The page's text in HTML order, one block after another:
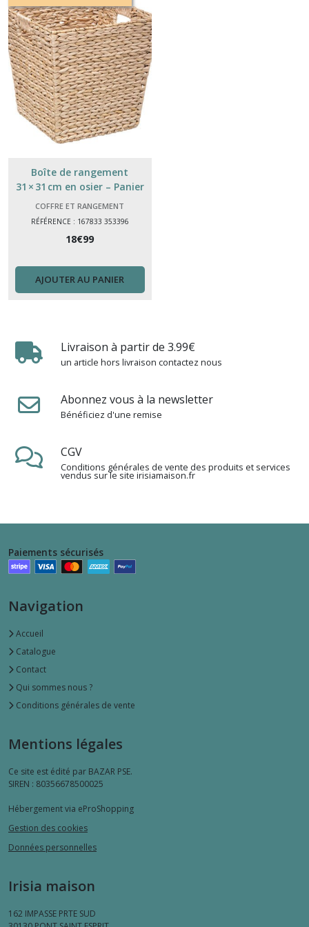
Boîte de rangement
31 × 31 cm en osier – Panier
déco pratique
COFFRE ET RANGEMENT
RÉFÉRENCE : 167833 353396
18€99
AJOUTER AU PANIER
Livraison à partir de 3.99€
un article hors livraison contactez nous
Abonnez vous à la newsletter
Bénéficiez d'une remise
CGV
Conditions générales de vente des produits et services
vendus sur le site irisiamaison.fr
TV
(3)
étagères
murale
(10)
Chevet
lit
(13)
Meubles
Tables
basses
Tables
d'appoint
Tables
(3)
(9)
Meubles
(9)
Bureaux
Meubles
monter
(13)
(3)
Dessertes
et
rangement
Paiements sécurisés
Navigation
Accueil
Catalogue
Contact
Qui sommes nous ?
Conditions générales de vente
Mentions légales
Ce site est édité par BAZAR PSE.
SIREN : 80356678500025
Hébergement via eProShopping
Gestion des cookies
Données personnelles
Irisia maison
162 IMPASSE PRTE SUD